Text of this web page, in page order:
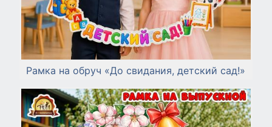
Рамка на обруч «До свидания, детский сад!»